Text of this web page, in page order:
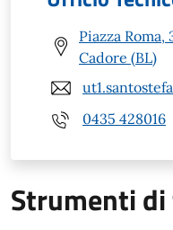
Piazza Roma,
Cadore (BL)
0435 428016
Strumenti